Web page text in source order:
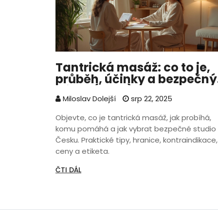
Tantrická masáž: co to je,
průběh, účinky a bezpečný
Miloslav Dolejší
srp 22, 2025
Objevte, co je tantrická masáž, jak probíhá,
komu pomáhá a jak vybrat bezpečné studio
Česku. Praktické tipy, hranice, kontraindikace,
ceny a etiketa.
ČTI DÁL